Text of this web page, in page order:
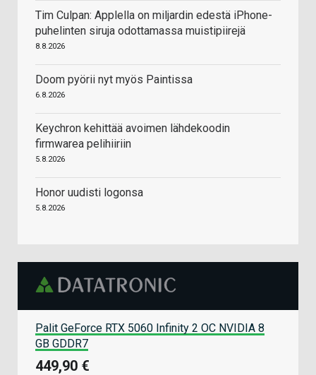
Tim Culpan: Applella on miljardin edestä iPhone-
puhelinten siruja odottamassa muistipiirejä
8.8.2026
Doom pyörii nyt myös Paintissa
6.8.2026
Keychron kehittää avoimen lähdekoodin
firmwarea pelihiiriin
5.8.2026
Honor uudisti logonsa
5.8.2026
Palit GeForce RTX 5060 Infinity 2 OC NVIDIA 8
GB GDDR7
449,90 €